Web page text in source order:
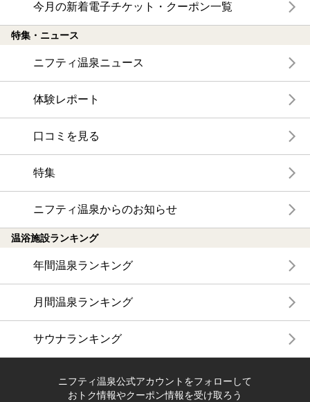
今月の新着電子チケット・クーポン一覧
特集・ニュース
ニフティ温泉ニュース
体験レポート
口コミを見る
特集
ニフティ温泉からのお知らせ
温浴施設ランキング
年間温泉ランキング
月間温泉ランキング
サウナランキング
ニフティ温泉公式アカウントをフォローして
おトク情報やクーポン情報を受け取ろう